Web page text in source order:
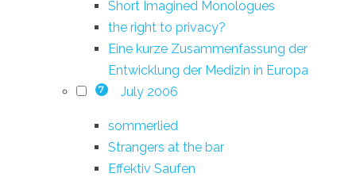
Short Imagined Monologues
the right to privacy?
Eine kurze Zusammenfassung der
Entwicklung der Medizin in Europa
7 July 2006
sommerlied
Strangers at the bar
Effektiv Saufen